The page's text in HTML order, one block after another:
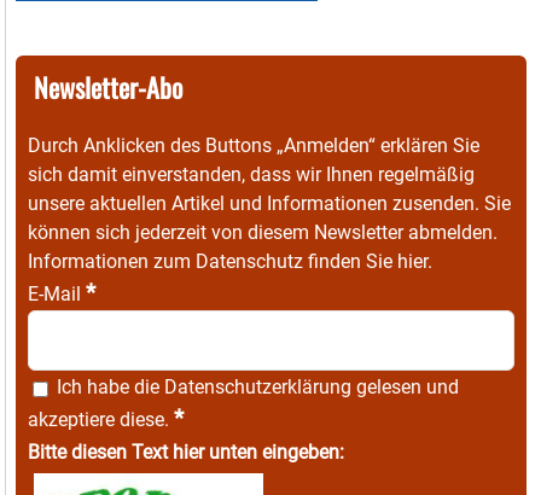
Newsletter-Abo
Durch Anklicken des Buttons „Anmelden“ erklären Sie
sich damit einverstanden, dass wir Ihnen regelmäßig
unsere aktuellen Artikel und Informationen zusenden. Sie
können sich jederzeit von diesem Newsletter abmelden.
Informationen zum Datenschutz finden Sie hier.
E-Mail *
Ich habe die Datenschutzerklärung gelesen und
akzeptiere diese. *
Bitte diesen Text hier unten eingeben: